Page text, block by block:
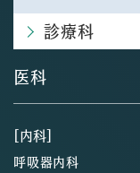
診療科
医科
[内科]
呼吸器内科